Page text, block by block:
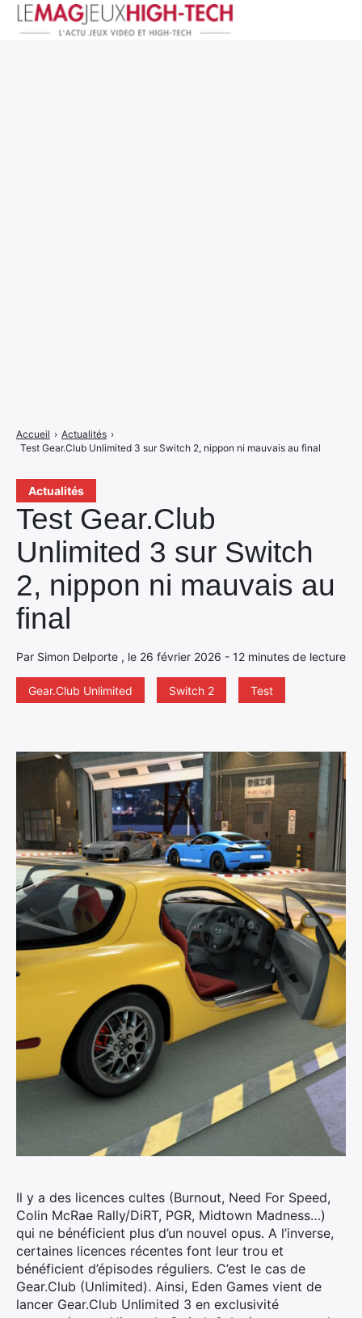
Actualités
Test Gear.Club
Unlimited 3 sur Switch
2, nippon ni mauvais au
final
Par Simon Delporte , le 26 février 2026 - 12 minutes de lecture
Gear.Club Unlimited Switch 2 Test
Accueil › Actualités ›
Test Gear.Club Unlimited 3 sur Switch 2, nippon ni mauvais au final
Il y a des licences cultes (Burnout, Need For Speed,
Colin McRae Rally/DiRT, PGR, Midtown Madness…)
qui ne bénéficient plus d’un nouvel opus. A l’inverse,
certaines licences récentes font leur trou et
bénéficient d’épisodes réguliers. C’est le cas de
Gear.Club (Unlimited). Ainsi, Eden Games vient de
lancer Gear.Club Unlimited 3 en exclusivité